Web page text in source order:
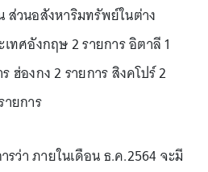
วนอสังหาริมทรัพย์ในต่าง
ทศอังกฤษ 2 รายการ อิตาลี 1
ฮ่องกง 2 รายการ สิงคโปร์ 2
ายการ
ว่า ภายในเดือน ธ.ค.2564 จะมี